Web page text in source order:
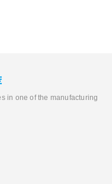
in one of the manufacturing